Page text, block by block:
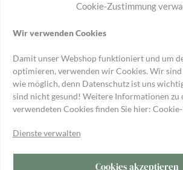
Cookie-Zustimmung
Wir verwenden Cookies
Damit unser Webshop funktioniert und um
optimieren, verwenden wir Cookies. Wir sind
wie möglich, denn Datenschutz ist uns
sind nicht gesund! Weitere Informationen zu
verwendeten Cookies finden Sie hier:
Dienste verwalten
Cookies akzeptieren
Neu im Shop